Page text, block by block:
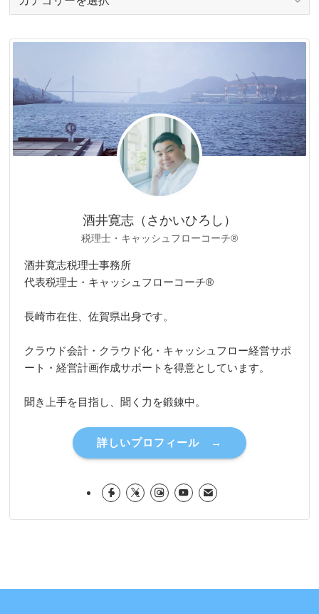
リ
酒井寛志（さかいひろし）
税理士・キャッシュフローコーチ®
酒井寛志税理士事務所
代表税理士・キャッシュフローコーチ®
長崎市在住、佐賀県出身です。
クラウド会計・クラウド化・キャッシュフロー経営サポ
ート・経営計画作成サポートを得意としています。
聞き上手を目指し、聞く力を鍛錬中。
詳しいプロフィール →